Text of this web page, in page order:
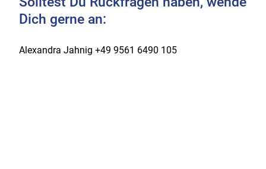
Dich gerne an:
Alexandra Jahnig +49 9561 6490 105